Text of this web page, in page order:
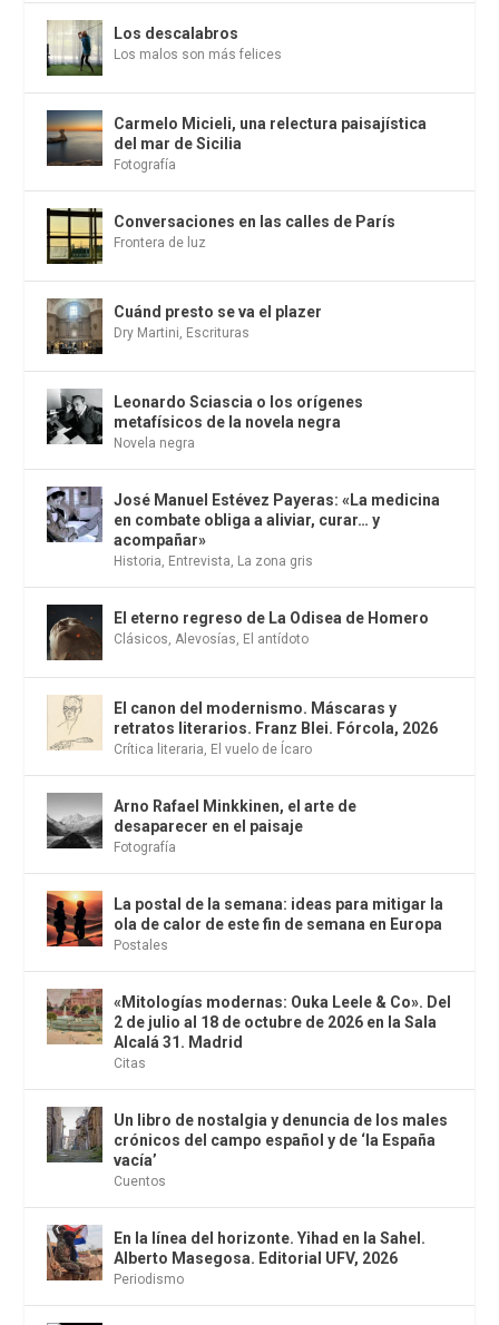
Los descalabros
Los malos son más felices
Carmelo Micieli, una relectura paisajística
del mar de Sicilia
Fotografía
Conversaciones en las calles de París
Frontera de luz
Cuánd presto se va el plazer
Dry Martini Escrituras
Leonardo Sciascia o los orígenes
metafísicos de la novela negra
Novela negra
José Manuel Estévez Payeras: «La medicina
en combate obliga a aliviar, curar… y
acompañar»
Historia Entrevista La zona gris
El eterno regreso de La Odisea de Homero
Clásicos Alevosías El antídoto
El canon del modernismo. Máscaras y
retratos literarios. Franz Blei. Fórcola, 2026
Crítica literaria El vuelo de Ícaro
Arno Rafael Minkkinen, el arte de
desaparecer en el paisaje
Fotografía
La postal de la semana: ideas para mitigar la
ola de calor de este fin de semana en Europa
Postales
«Mitologías modernas: Ouka Leele & Co». Del
2 de julio al 18 de octubre de 2026 en la Sala
Alcalá 31. Madrid
Citas
Un libro de nostalgia y denuncia de los males
crónicos del campo español y de ‘la España
vacía’
Cuentos
En la línea del horizonte. Yihad en la Sahel.
Alberto Masegosa. Editorial UFV, 2026
Periodismo